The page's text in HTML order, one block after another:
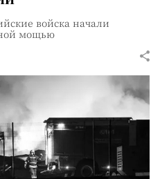
войска начали
мощью